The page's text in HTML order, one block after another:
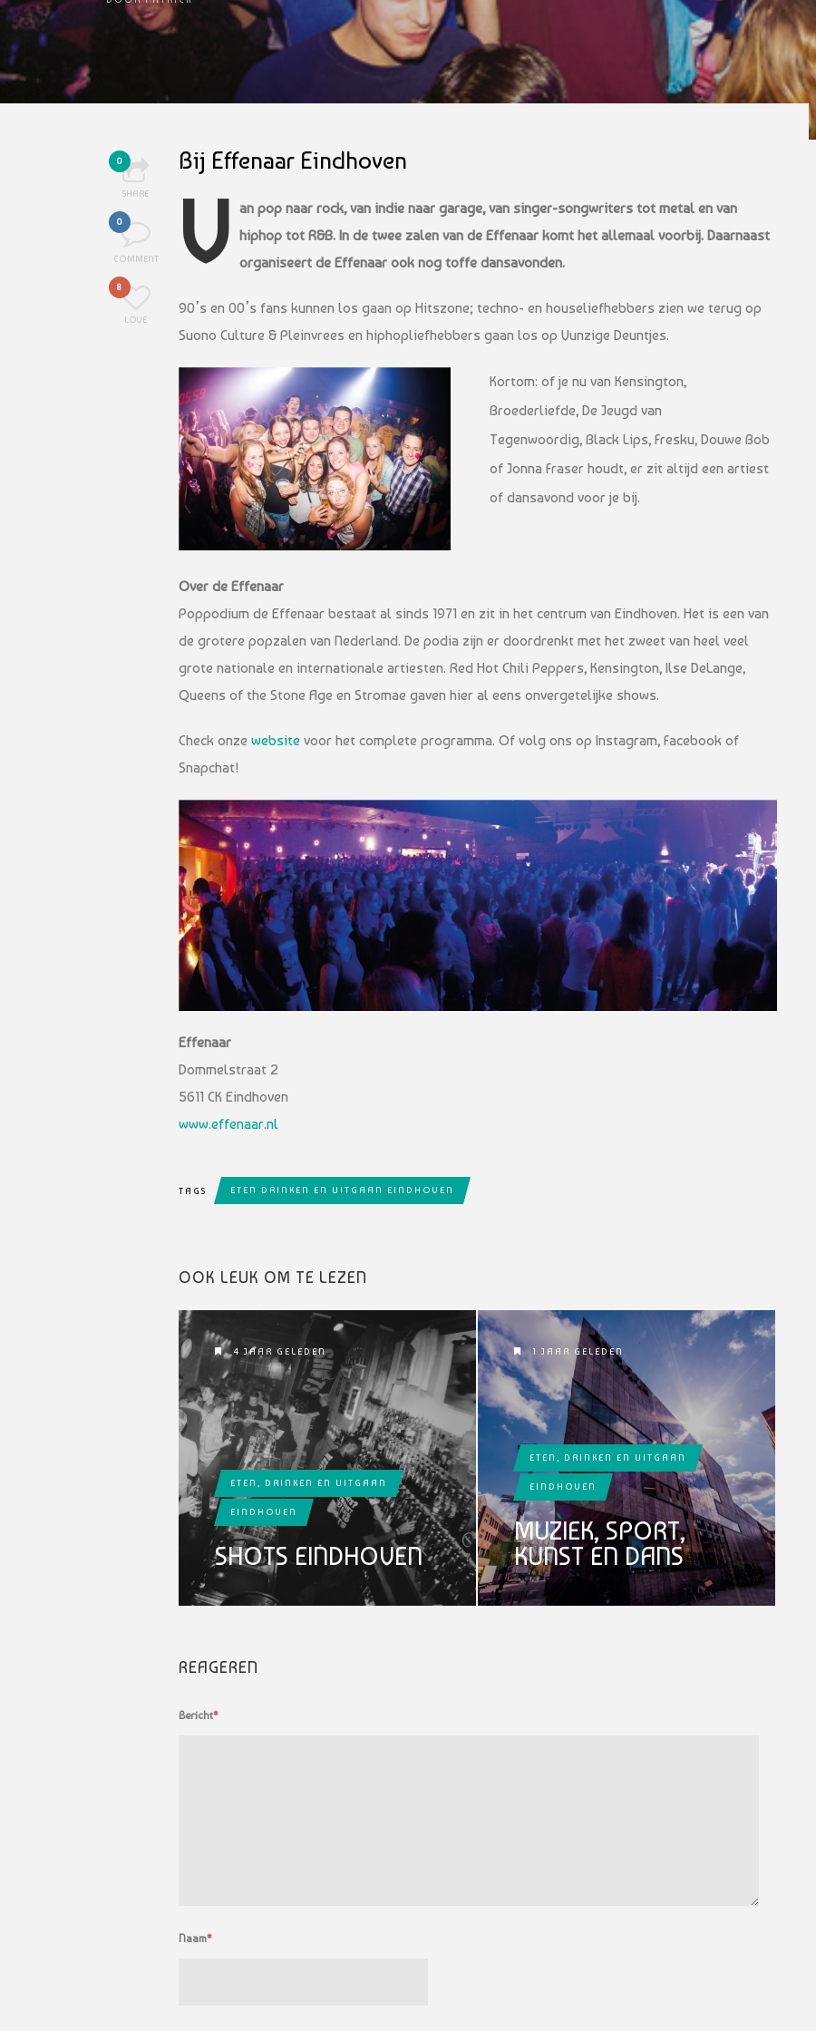
0
SHARE
0
COMMENT
8
LOVE
Bij Effenaar Eindhoven
V an pop naar rock, van indie naar garage, van singer-songwriters tot metal en van
hiphop tot R&B. In de twee zalen van de Effenaar komt het allemaal voorbij. Daarnaast
organiseert de Effenaar ook nog toffe dansavonden.
90’s en 00’s fans kunnen los gaan op Hitszone; techno- en houseliefhebbers zien we terug op
Suono Culture & Pleinvrees en hiphopliefhebbers gaan los op Vunzige Deuntjes.
Kortom: of je nu van Kensington,
Broederliefde, De Jeugd van
Tegenwoordig, Black Lips, Fresku, Douwe Bob
of Jonna Fraser houdt, er zit altijd een artiest
of dansavond voor je bij.
Over de Effenaar
Poppodium de Effenaar bestaat al sinds 1971 en zit in het centrum van Eindhoven. Het is een van
de grotere popzalen van Nederland. De podia zijn er doordrenkt met het zweet van heel veel
grote nationale en internationale artiesten. Red Hot Chili Peppers, Kensington, Ilse DeLange,
Queens of the Stone Age en Stromae gaven hier al eens onvergetelijke shows.
Check onze website voor het complete programma. Of volg ons op Instagram, Facebook of
Snapchat!
Effenaar
Dommelstraat 2
5611 CK Eindhoven
www.effenaar.nl
TAGS ETEN DRINKEN EN UITGAAN EINDHOVEN
OOK LEUK OM TE LEZEN
4 JAAR GELEDEN
ETEN, DRINKEN EN UITGAAN
EINDHOVEN
SHOTS EINDHOVEN
1 JAAR GELEDEN
ETEN, DRINKEN EN UITGAAN
EINDHOVEN
MUZIEK, SPORT,
KUNST EN DANS
REAGEREN
Bericht*
Naam*